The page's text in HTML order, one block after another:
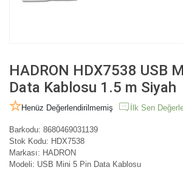
HADRON HDX7538 USB
Data Kablosu 1.5 m Siyah
Henüz Değerlendirilmemiş İlk Sen
Barkodu: 8680469031139
Stok Kodu: HDX7538
Markası: HADRON
Modeli: USB Mini 5 Pin Data Kablosu